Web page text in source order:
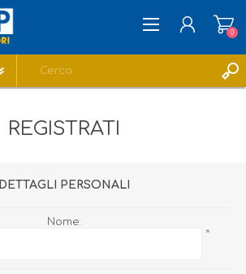
0
REGISTRATI
DETTAGLI PERSONALI
Nome:
*